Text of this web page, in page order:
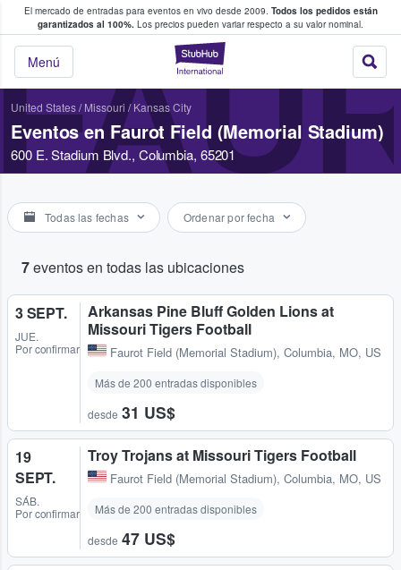
El mercado de entradas para eventos en vivo desde 2009. Todos los pedidos están
garantizados al 100%. Los precios pueden variar respecto a su valor nominal.
StubHub:
Menú
y venta de entradas entre fans
United States/ Missouri / Kansas City
Eventos en Faurot Field (Memorial Stadium)
600 E. Stadium Blvd., Columbia, 65201
Todas las fechas Ordenar por fecha
7eventos en todas las ubicaciones
3 SEPT.
JUE.
Por confirmar
Arkansas Pine Bluff Golden Lions at
Missouri Tigers Football
Faurot Field (Memorial Stadium), Columbia, MO, US
Más de 200 entradas disponibles
desde 31 US$
19
SEPT.
SÁB.
Por confirmar
Troy Trojans at Missouri Tigers Football
Faurot Field (Memorial Stadium), Columbia, MO, US
Más de 200 entradas disponibles
desde 47 US$